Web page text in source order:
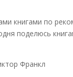
книгами по
поделюсь
Франкл